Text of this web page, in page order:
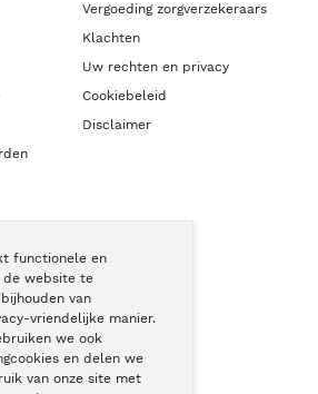
functionele en
de website te
van
vriendelijke manier.
we ook
en delen we
van onze site met
Vergoeding zorgverzekeraars
Klachten
Uw rechten en privacy
Cookiebeleid
Disclaimer